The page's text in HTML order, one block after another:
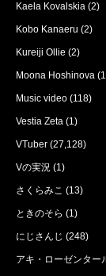
Kaela Kovalskia (2)
Kobo Kanaeru (2)
Kureiji Ollie (2)
Moona Hoshinova
Music video (118)
Vestia Zeta (1)
VTuber (27,128)
Vの実況 (1)
さくらみこ (13)
ときのそら (1)
にじさんじ (248)
アキ・ローゼンター